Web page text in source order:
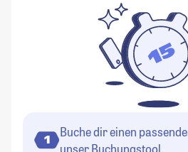
1
Buche dir einen
unser Buchungstool.